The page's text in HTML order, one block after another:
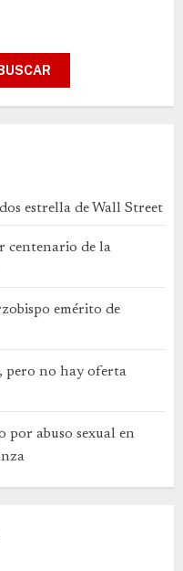
estrella de Wall Street
centenario de la
emérito de
pero no hay oferta
por abuso sexual en